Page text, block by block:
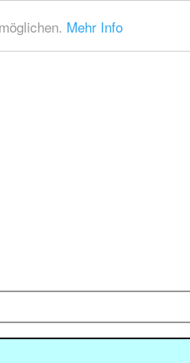
Mehr Info